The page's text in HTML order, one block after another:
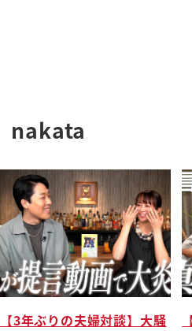
nakata
【3年ぶりの夫婦対談】大騒